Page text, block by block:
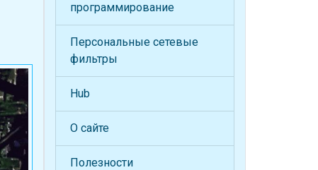
программирование
Персональные сетевые
фильтры
Hub
О сайте
Полезности